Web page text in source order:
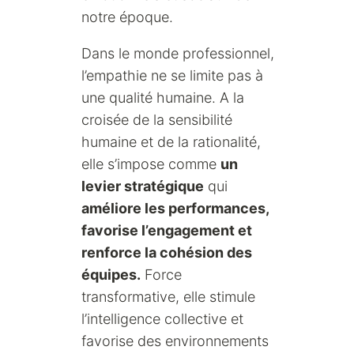
notre époque.
Dans le monde professionnel,
l’empathie ne se limite pas à
une qualité humaine. A la
croisée de la sensibilité
humaine et de la rationalité,
elle s’impose comme un
levier stratégique qui
améliore les performances,
favorise l’engagement et
renforce la cohésion des
équipes. Force
transformative, elle stimule
l’intelligence collective et
favorise des environnements